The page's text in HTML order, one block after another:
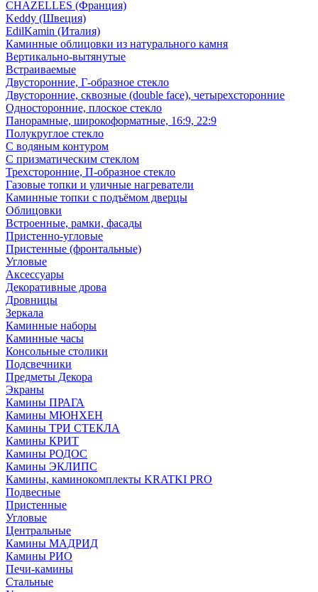
CHAZELLES (Франция)
Keddy (Швеция)
EdilKamin (Италия)
Каминные облицовки из натурального камня
Вертикально-вытянутые
Встраиваемые
Двусторонние, Г-образное стекло
Двусторонние, сквозные (double face), четырехсторонние
Односторонние, плоское стекло
Панорамные, широкоформатные, 16:9, 22:9
Полукруглое стекло
С водяным контуром
С призматическим стеклом
Трехсторонние, П-образное стекло
Газовые топки и уличные нагреватели
Каминные топки с подъёмом дверцы
Облицовки
Встроенные, рамки, фасады
Пристенно-угловые
Пристенные (фронтальные)
Угловые
Аксессуары
Декоративные дрова
Дровницы
Зеркала
Каминные наборы
Каминные часы
Консольные столики
Подсвечники
Предметы Декора
Экраны
Камины ПРАГА
Камины МЮНХЕН
Камины ТРИ СТЕКЛА
Камины КРИТ
Камины РОДОС
Камины ЭКЛИПС
Камины, каминокомплекты KRATKI PRO
Подвесные
Пристенные
Угловые
Центральные
Камины МАДРИД
Камины РИО
Печи-камины
Стальные